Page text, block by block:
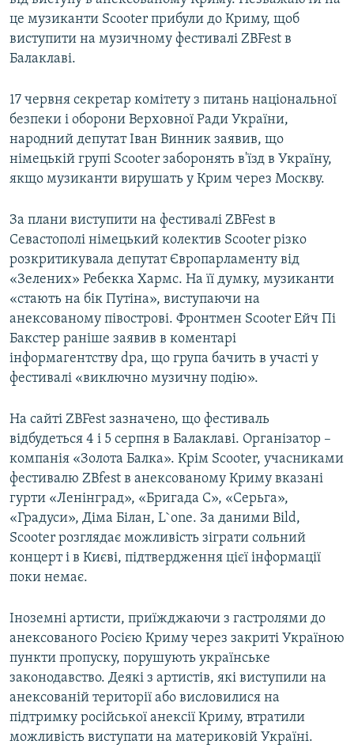
це музиканти Scooter прибули до Криму, щоб
виступити на музичному фестивалі ZBFest в
Балаклаві.
17 червня секретар комітету з питань національної
безпеки і оборони Верховної Ради України,
народний депутат Іван Винник заявив, що
німецькій групі Scooter заборонять в'їзд в Україну,
якщо музиканти вирушать у Крим через Москву.
За плани виступити на фестивалі ZBFest в
Севастополі німецький колектив Scooter різко
розкритикувала депутат Європарламенту від
«Зелених» Ребекка Хармс. На її думку, музиканти
«стають на бік Путіна», виступаючи на
анексованому півострові. Фронтмен Scooter Ейч Пі
Бакстер раніше заявив в коментарі
інформагентству dpa, що група бачить в участі у
фестивалі «виключно музичну подію».
На сайті ZBFest зазначено, що фестиваль
відбудеться 4 і 5 серпня в Балаклаві. Організатор –
компанія «Золота Балка». Крім Scooter, учасниками
фестивалю ZBfest в анексованому Криму вказані
гурти «Ленінград», «Бригада С», «Серьга»,
«Градуси», Діма Білан, L`one. За даними Bild,
Scooter розглядає можливість зіграти сольний
концерт і в Києві, підтвердження цієї інформації
поки немає.
Іноземні артисти, приїжджаючи з гастролями до
анексованого Росією Криму через закриті Україною
пункти пропуску, порушують українське
законодавство. Деякі з артистів, які виступили на
анексованій території або висловилися на
підтримку російської анексії Криму, втратили
можливість виступати на материковій Україні.